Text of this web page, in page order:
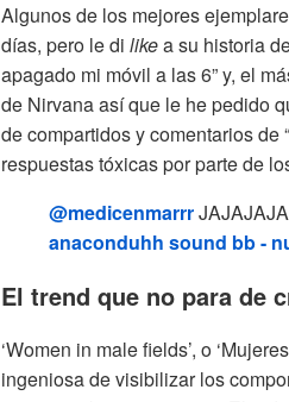
Algunos de los mejores
días, pero le di likea su historia
apagado mi móvil a las 6” y, el
de Nirvana así que le he pedido
de compartidos y comentarios de
respuestas tóxicas por parte de
@medicenmarrr
anaconduhh sound bb -
El trend que no para de
‘Women in male fields’, o
ingeniosa de visibilizar los